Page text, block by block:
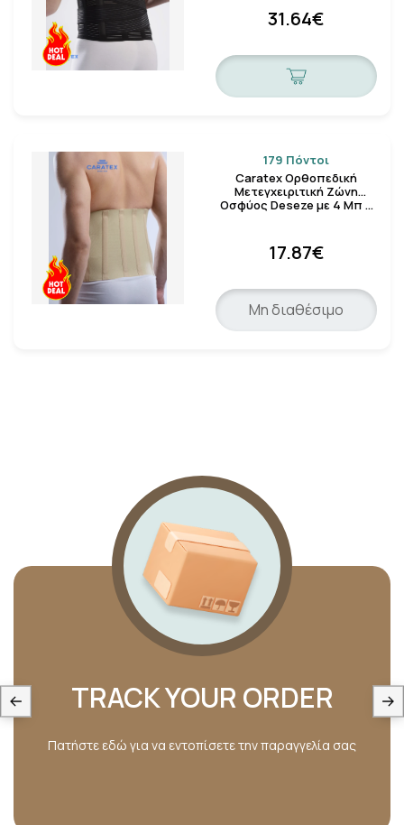
31.64€
179 Πόντοι
Caratex Ορθοπεδική
Μετεγχειριτική Ζώνη
Οσφύος Deseze με 4 Μπ …
17.87€
Μη διαθέσιμο
TRACK YOUR ORDER
Πατήστε εδώ για να εντοπίσετε την παραγγελία σας